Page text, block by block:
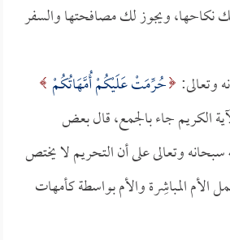
نكاحها، ويجوز لك مصافحتها والسفر
وتعالى: حُرِّمَتْ عَلَيْكُمْ أُمَّهَاتُكُمْ
الآية الكريم جاء بالجمع، قال بعض
سبحانه وتعالى على أن التحريم لا يختص
الأم المباشِرة والأم بواسطة كأمهات